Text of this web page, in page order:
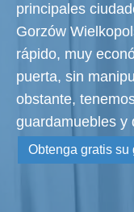
principales
Gorzów
rápido, muy
puerta, sin
obstante,
guardamuebles y
Obtenga gratis